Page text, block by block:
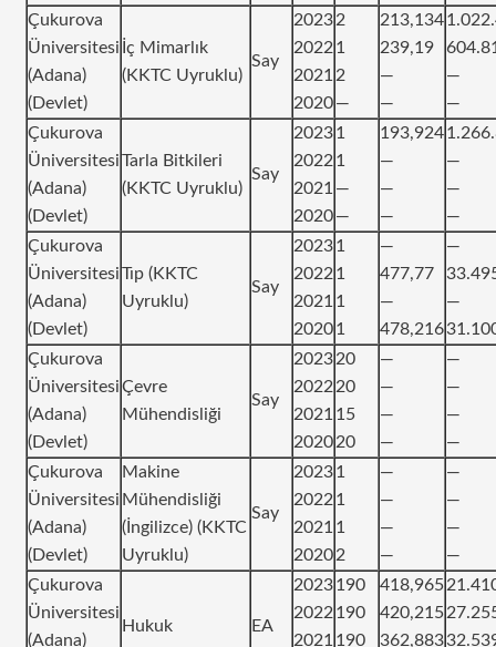
Çukurova
Üniversitesi
(Adana)
(Devlet)
İç Mimarlık
(KKTC Uyruklu)
Say
2023
2022
2021
2020
2
1
2
—
213,134
239,19
—
—
—
—
Çukurova
Üniversitesi
(Adana)
(Devlet)
Tarla Bitkileri
(KKTC Uyruklu)
Say
2023
2022
2021
2020
1
1
—
—
193,924
—
—
—
—
—
—
Çukurova
Üniversitesi
(Adana)
(Devlet)
Tıp (KKTC
Uyruklu)
Say
2023
2022
2021
2020
1
1
1
1
—
477,77
—
478,216
—
—
Çukurova
Üniversitesi
(Adana)
(Devlet)
Çevre
Mühendisliği
Say
2023
2022
2021
2020
20
20
15
20
—
—
—
—
—
—
—
—
Çukurova
Üniversitesi
(Adana)
(Devlet)
Makine
Mühendisliği
(İngilizce) (KKTC
Uyruklu)
Say
2023
2022
2021
2020
1
1
1
2
—
—
—
—
—
—
—
—
Çukurova
Üniversitesi
(Adana)
Hukuk EA
2023
2022
2021
190
190
190
418,965
420,215
362,883